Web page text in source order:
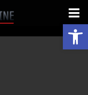
פתח סרגל נגישות